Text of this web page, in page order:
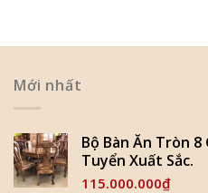
Mới nhất
Bộ Bàn Ăn Tròn 8
Tuyển Xuất Sắc.
115.000.000₫